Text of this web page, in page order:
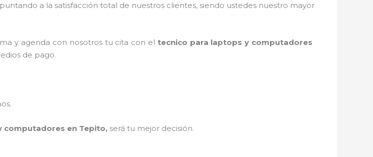
a la satisfacción total de nuestros clientes, siendo ustedes nuestro mayor
y agenda con nosotros tu cita con el tecnico para laptops y computadores
de pago.
computadores en Tepito, será tu mejor decisión.